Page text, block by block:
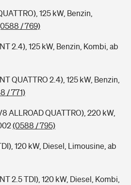
125 kW, Benzin,
/ 769)
2.4), 125 kW, Benzin, Kombi, ab
QUATTRO 2.4), 125 kW, Benzin,
/ 771)
ALLROAD QUATTRO), 220 kW,
(0588 / 795)
120 kW, Diesel, Limousine, ab
2.5 TDI), 120 kW, Diesel, Kombi,